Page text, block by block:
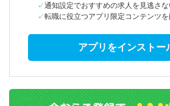
通知設定でおすすめの求人を見逃さ
転職に役立つアプリ限定コンテンツを
アプリをインストー